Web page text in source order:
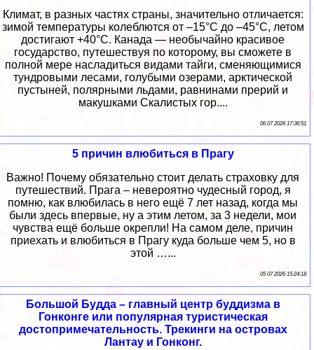
Климат, в разных частях страны, значительно отличается:
зимой температуры колеблются от –15°C до –45°C, летом
достигают +40°C. Канада — необычайно красивое
государство, путешествуя по которому, вы сможете в
полной мере насладиться видами тайги, сменяющимися
тундровыми лесами, голубыми озерами, арктической
пустыней, полярными льдами, равнинами прерий и
макушками Скалистых гор....
06 07 2026 17:36:51
5 причин влюбиться в Прагу
Важно! Почему обязательно стоит делать страховку для
путешествий. Прага – невероятно чудесный город, я
помню, как влюбилась в него ещё 7 лет назад, когда мы
были здесь впервые, ну а этим летом, за 3 недели, мои
чувства ещё больше окрепли! На самом деле, причин
приехать и влюбиться в Прагу куда больше чем 5, но в
этой …...
05 07 2026 15:24:18
Большой Будда – главный центр буддизма в
Гонконге или популярная туристическая
достопримечательность. Трекинги на островах
Лантау и Гонконг.